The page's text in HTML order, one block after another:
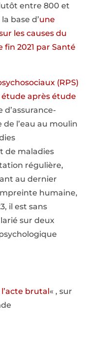
entre 800 et
base d’une
les causes du
fin 2021 par Santé
(RPS)
après étude
d’assurance-
l’eau au moulin
de maladies
régulière,
au dernier
humaine,
il est sans
sur deux
brutal« , sur